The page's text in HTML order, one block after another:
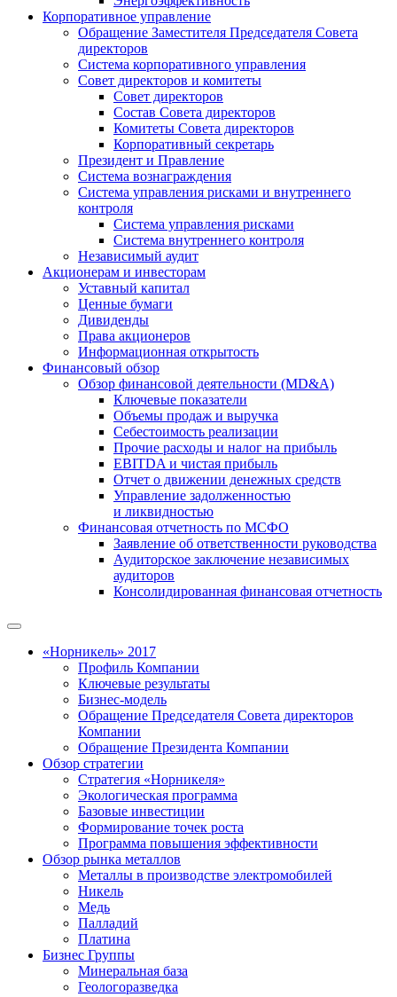
Корпоративное управление
Обращение Заместителя Председателя Совета
директоров
Система корпоративного управления
Совет директоров и комитеты
Совет директоров
Состав Совета директоров
Комитеты Совета директоров
Корпоративный секретарь
Президент и Правление
Система вознаграждения
Система управления рисками и внутреннего
контроля
Система управления рисками
Система внутреннего контроля
Независимый аудит
Акционерам и инвесторам
Уставный капитал
Ценные бумаги
Дивиденды
Права акционеров
Информационная открытость
Финансовый обзор
Обзор финансовой деятельности (MD&A)
Ключевые показатели
Объемы продаж и выручка
Себестоимость реализации
Прочие расходы и налог на прибыль
EBITDA и чистая прибыль
Отчет о движении денежных средств
Управление задолженностью
и ликвидностью
Финансовая отчетность по МСФО
Заявление об ответственности руководства
Аудиторское заключение независимых
аудиторов
Консолидированная финансовая отчетность
«Норникель» 2017
Профиль Компании
Ключевые результаты
Бизнес-модель
Обращение Председателя Совета директоров
Компании
Обращение Президента Компании
Обзор стратегии
Стратегия «Норникеля»
Экологическая программа
Базовые инвестиции
Формирование точек роста
Программа повышения эффективности
Обзор рынка металлов
Металлы в производстве электромобилей
Никель
Медь
Палладий
Платина
Бизнес Группы
Минеральная база
Геологоразведка